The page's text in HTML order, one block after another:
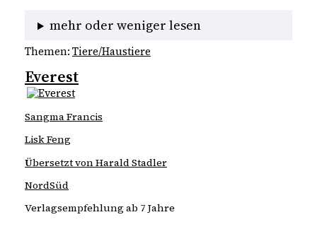
mehr oder weniger lesen
Themen: Tiere/Haustiere
Everest
Sangma Francis
Lisk Feng
Übersetzt von Harald Stadler
NordSüd
Verlagsempfehlung ab 7 Jahre